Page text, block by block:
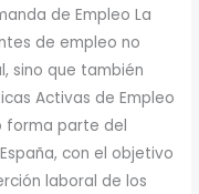
de Empleo La
de empleo no
sino que también
Activas de Empleo
forma parte del
con el objetivo
laboral de los